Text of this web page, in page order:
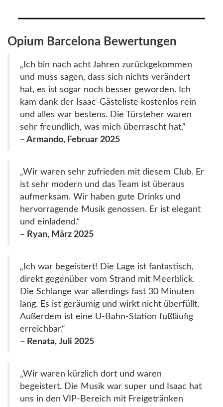
Opium Barcelona Bewertungen
„Ich bin nach acht Jahren zurückgekommen
und muss sagen, dass sich nichts verändert
hat, es ist sogar noch besser geworden. Ich
kam dank der Isaac-Gästeliste kostenlos rein
und alles war bestens. Die Türsteher waren
sehr freundlich, was mich überrascht hat.“
– Armando, Februar 2025
„Wir waren sehr zufrieden mit diesem Club. Er
ist sehr modern und das Team ist überaus
aufmerksam. Wir haben gute Drinks und
hervorragende Musik genossen. Er ist elegant
und einladend.“
– Ryan, März 2025
„Ich war begeistert! Die Lage ist fantastisch,
direkt gegenüber vom Strand mit Meerblick.
Die Schlange war allerdings fast 30 Minuten
lang. Es ist geräumig und wirkt nicht überfüllt.
Außerdem ist eine U-Bahn-Station fußläufig
erreichbar.“
– Renata, Juli 2025
„Wir waren kürzlich dort und waren
begeistert. Die Musik war super und Isaac hat
uns in den VIP-Bereich mit Freigetränken